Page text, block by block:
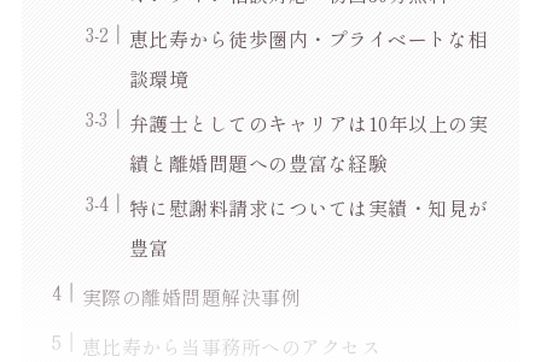
恵比寿から徒歩圏内・プライベートな相
談環境
弁護士としてのキャリアは10年以上の実
績と離婚問題への豊富な経験
特に慰謝料請求については実績・知見が
豊富
実際の離婚問題解決事例
恵比寿から当事務所へのアクセス